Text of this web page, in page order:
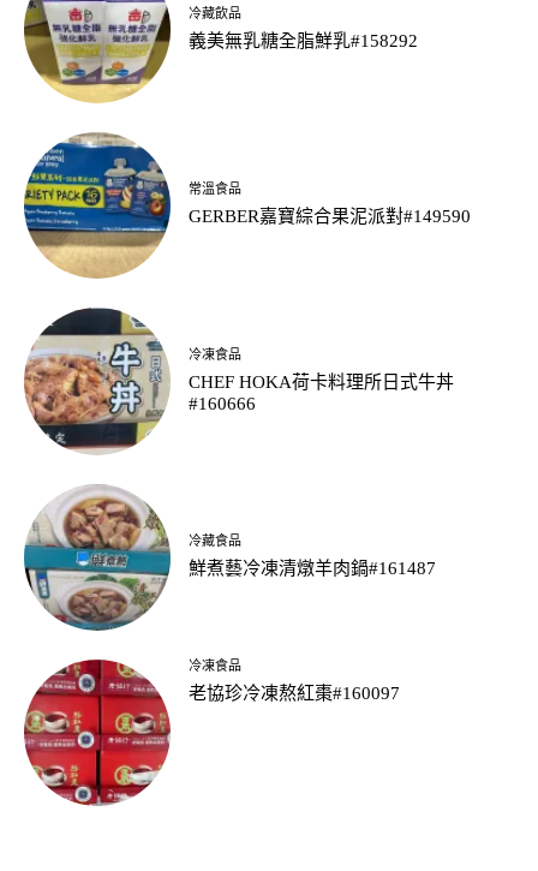
冷藏飲品
義美無乳糖全脂鮮乳#158292
常溫食品
GERBER嘉寶綜合果泥派對#149590
冷凍食品
CHEF HOKA荷卡料理所日式牛丼
#160666
冷藏食品
鮮煮藝冷凍清燉羊肉鍋#161487
冷凍食品
老協珍冷凍熬紅棗#160097